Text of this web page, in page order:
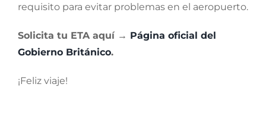
requisito para evitar problemas en el aeropuerto.
Solicita tu ETA aquí → Página oficial del
Gobierno Británico.
¡Feliz viaje!